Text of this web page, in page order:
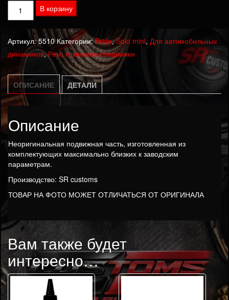
Количество
товара
Подвижная
часть
Pride
Solo
mini
В корзину
Артикул:5510 Категории:Pride,Solo mini, Для автомобильных
динамиков,Рем. комплекты/подвижки
ОПИСАНИЕ ДЕТАЛИ
Описание
Неоригинальная подвижная часть, изготовленная из
комплектующих максимально близких к заводским
параметрам.
Производство: SR customs
ТОВАР НА ФОТО МОЖЕТ ОТЛИЧАТЬСЯ ОТ ОРИГИНАЛА
Вам также будет
интересно…